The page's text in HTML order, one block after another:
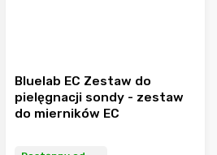
Bluelab EC Zestaw do
pielęgnacji sondy - zestaw
do mierników EC